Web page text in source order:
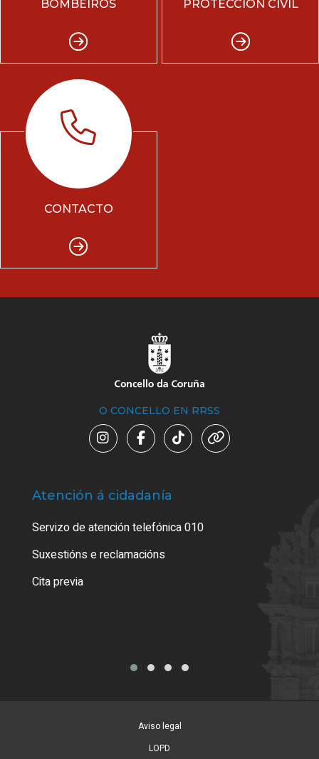
BOMBEIROS PROTECCIÓN CIVIL
CONTACTO
O CONCELLO EN RRSS
Atención á cidadanía
Servizo de atención telefónica 010
Suxestións e reclamacións
Cita previa
Aviso legal
LOPD